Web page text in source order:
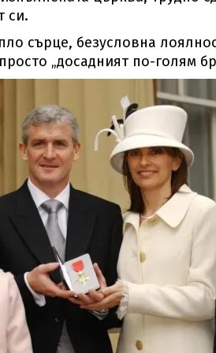
си.
сърце, безусловна
„досадният по-голям